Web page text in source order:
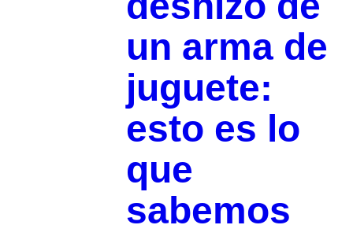
un arma de
juguete:
esto es lo
que
sabemos